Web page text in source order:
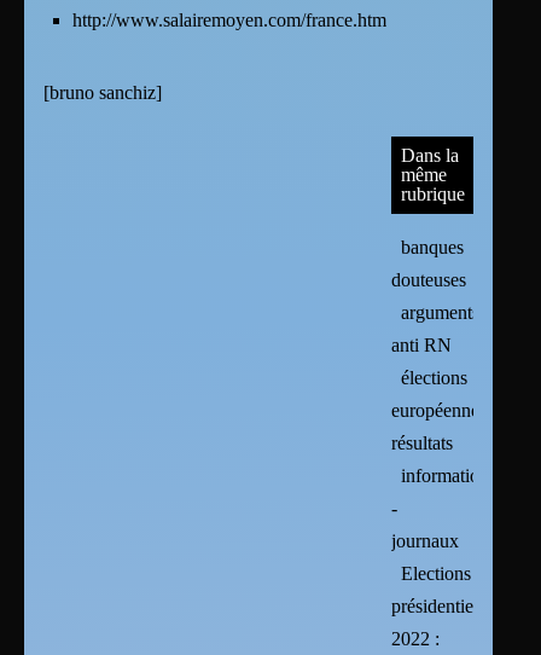
http://www.salairemoyen.com/france.html
[bruno sanchiz]
Dans la
même
rubrique
banques
douteuses
arguments
anti RN
élections
européennes :
résultats
informations
-
journaux
Elections
présidentielles
2022 :